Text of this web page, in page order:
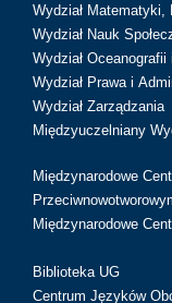
Wydział
Wydział Nauk
Wydział Oceanografii
Wydział Prawa i
Wydział Zarządzania
Międzyuczelniany
Międzynarodowe
Międzynarodowe
Biblioteka UG
Centrum Języków